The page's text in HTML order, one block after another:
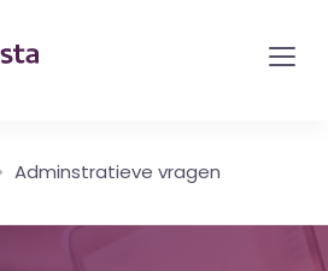
Adminstratieve vragen